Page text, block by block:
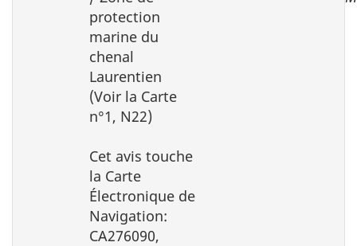
protection
marine du
chenal
Laurentien
(Voir la Carte
n°1, N22)
Cet avis touche
la Carte
Électronique de
Navigation:
CA276090,